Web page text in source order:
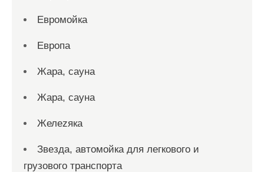
Евромойка
Европа
Жара, сауна
Жара, сауна
Желеzяка
Звезда, автомойка для легкового и
грузового транспорта